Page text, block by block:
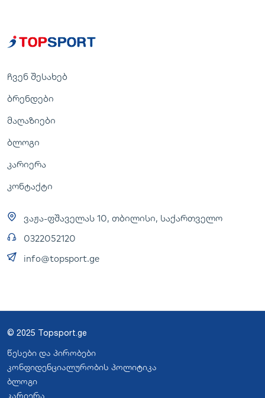
ჩვენ შესახებ
ბრენდები
მაღაზიები
ბლოგი
კარიერა
კონტაქტი
ვაჟა-ფშაველას 10, თბილისი, საქართველო
0322052120
info@topsport.ge
© 2025 Topsport.ge
წესები და პირობები
კონფიდენციალურობის პოლიტიკა
ბლოგი
კარიერა